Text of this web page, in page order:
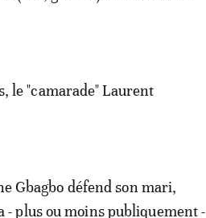
le "camarade" Laurent
Gbagbo défend son mari,
- plus ou moins publiquement -